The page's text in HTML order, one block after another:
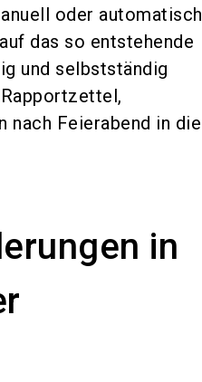
oder automatisch
das so entstehende
und selbstständig
nach Feierabend in die
in